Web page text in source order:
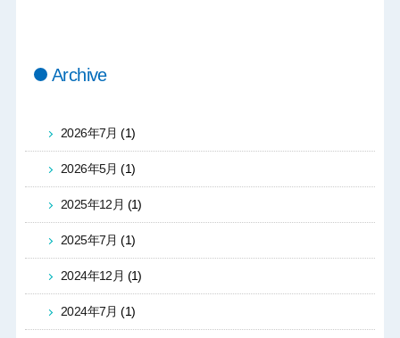
Archive
2026年7月 (1)
2026年5月 (1)
2025年12月 (1)
2025年7月 (1)
2024年12月 (1)
2024年7月 (1)